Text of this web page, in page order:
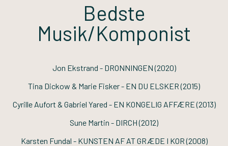
Bedste
Musik/Komponist
Jon Ekstrand - DRONNINGEN(2020)
Tina Dickow & Marie Fisker - EN DU ELSKER(2015)
Cyrille Aufort & Gabriel Yared - EN KONGELIG AFFÆRE(2013)
Sune Martin - DIRCH(2012)
Karsten Fundal - KUNSTEN AF AT GRÆDE I KOR(2008)